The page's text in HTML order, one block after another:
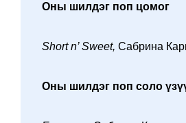
Оны шилдэг поп цомог
Short n’ Sweet, Сабрина
Оны шилдэг поп соло